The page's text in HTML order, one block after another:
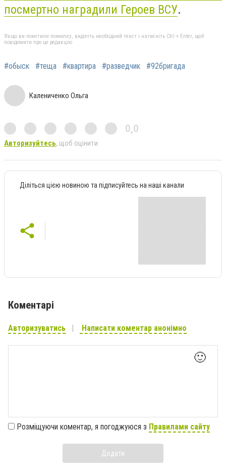
посмертно наградили Героев ВСУ.
Якщо ви помітили помилку, виділіть необхідний текст і натисніть Ctrl + Enter, щоб
повідомити про це редакцію
#обыск #теща #квартира #разведчик #92бригада
Калениченко Ольга
0,0
Авторизуйтесь, щоб оцінити
Діліться цією новиною та підписуйтесь на наші канали
Коментарі
Авторизуватись Написати коментар анонімно
🙂
Розміщуючи коментар, я погоджуюся з Правилами сайту
Додати